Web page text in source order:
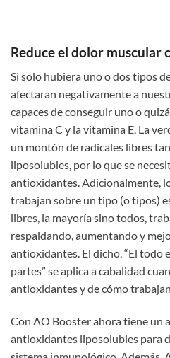
Reduce el dolor muscular
Si solo hubiera uno o dos tipos
afectaran negativamente a
capaces de conseguir uno o
vitamina C y la vitamina E. La
un montón de radicales libres
liposolubles, por lo que se
antioxidantes. Adicionalmente,
trabajan sobre un tipo (o tipos)
libres, la mayoría sino todos,
respaldando, aumentando y
antioxidantes. El dicho, “El todo
partes” se aplica a cabalidad
antioxidantes y de cómo
Con AO Booster ahora tiene un
antioxidantes liposolubles para